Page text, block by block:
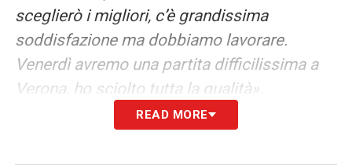
sceglierò i migliori, c’è grandissima
soddisfazione ma dobbiamo lavorare.
Venerdì avremo una partita difficilissima a
Verona, ho sciolto tutta la qualità».
ATTACCANTE – «La partenza di Lukaku è
READ MORE